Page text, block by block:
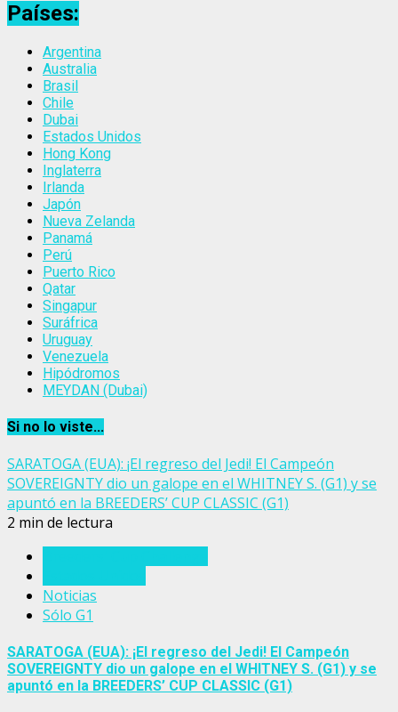
Países:
Argentina
Australia
Brasil
Chile
Dubai
Estados Unidos
Hong Kong
Inglaterra
Irlanda
Japón
Nueva Zelanda
Panamá
Perú
Puerto Rico
Qatar
Singapur
Suráfrica
Uruguay
Venezuela
Hipódromos
MEYDAN (Dubai)
Si no lo viste...
SARATOGA (EUA): ¡El regreso del Jedi! El Campeón
SOVEREIGNTY dio un galope en el WHITNEY S. (G1) y se
apuntó en la BREEDERS’ CUP CLASSIC (G1)
2 min de lectura
Noticias
Sólo G1
SARATOGA (EUA): ¡El regreso del Jedi! El Campeón
SOVEREIGNTY dio un galope en el WHITNEY S. (G1) y se
apuntó en la BREEDERS’ CUP CLASSIC (G1)